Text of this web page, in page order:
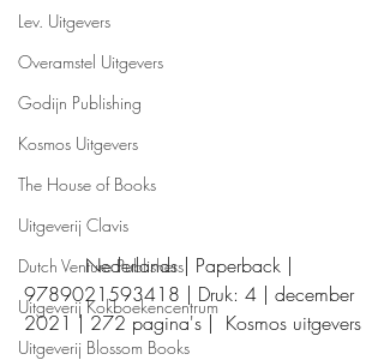
Lev. Uitgevers
Overamstel Uitgevers
Godijn Publishing
Kosmos Uitgevers
The House of Books
Uitgeverij Clavis
Dutch Venture Publishers
Uitgeverij Kokboekencentrum
Uitgeverij Blossom Books
Nederlands | Paperback |
9789021593418 | Druk: 4 | december
2021 | 272 pagina's |  Kosmos uitgevers